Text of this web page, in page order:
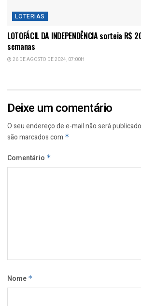
LOTERIAS
LOTOFÁCIL DA INDEPENDÊNCIA sorteia R$
semanas
26 DE AGOSTO DE 2024, 07:00H
Deixe um comentário
O seu endereço de e-mail não será
são marcados com *
Comentário *
Nome *